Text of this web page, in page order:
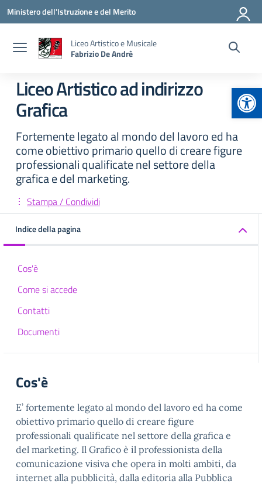
Vai ai contenuti
Vai al menu di navigazione
Vai al footer
Ministero dell'Istruzione e del Merito
Liceo Artistico e Musicale
Fabrizio De Andrè
Liceo Artistico ad indirizzo
Grafica
Fortemente legato al mondo del lavoro ed ha
come obiettivo primario quello di creare figure
professionali qualificate nel settore della
grafica e del marketing.
Stampa / Condividi
Indice della pagina
Cos'è
Come si accede
Contatti
Documenti
Cos'è
E’ fortemente legato al mondo del lavoro ed ha come
obiettivo primario quello di creare figure
professionali qualificate nel settore della grafica e
del marketing. Il Grafico è il professionista della
comunicazione visiva che opera in molti ambiti, da
internet alla pubblicità, dalla editoria alla Pubblica